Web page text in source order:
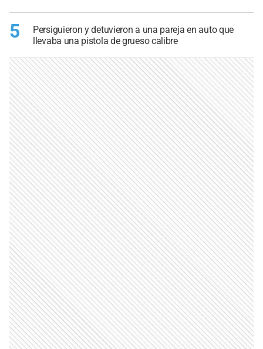
5
Persiguieron y detuvieron a una pareja en auto que
llevaba una pistola de grueso calibre